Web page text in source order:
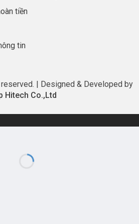
tiền
tin
| Designed & Developed by
Hitech Co.,Ltd